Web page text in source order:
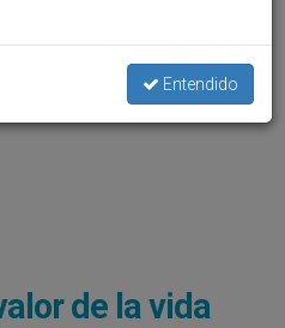
de la vida
Entendido